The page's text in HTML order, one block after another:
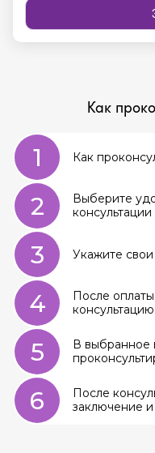
Как
1 Как
2
Выберите
консультации
3 Укажите
4
После
консультацию
5
В выбранное
6
После
заключение